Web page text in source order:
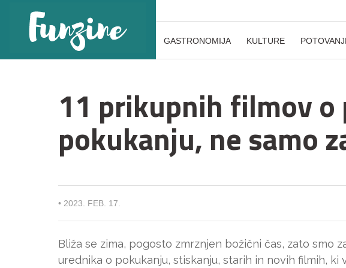
GASTRONOMIJA KULTURE
11 prikupnih filmov
pokukanju, ne samo
• 2023. FEB. 17.
Bliža se zima, pogosto zmrznjen božični čas, zato smo
urednika o pokukanju, stiskanju, starih in novih filmih,